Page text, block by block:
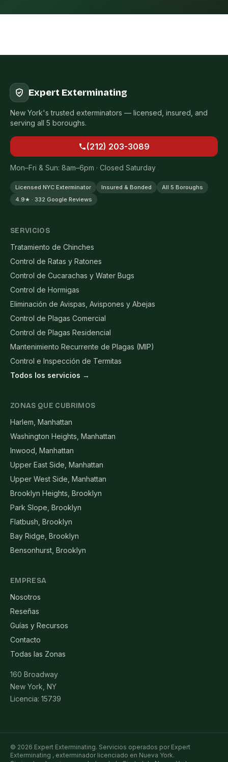
Expert Exterminating
New York's trusted exterminators — licensed, insured, and
serving all 5 boroughs.
(212) 203-3089
Mon–Fri & Sun: 8am–6pm · Closed Saturday
Licensed NYC Exterminator Insured & Bonded
All 5 Boroughs
4.9★ · 332 Google Reviews
SERVICIOS
Tratamiento de Chinches
Control de Ratas y Ratones
Control de Cucarachas y Water Bugs
Control de Hormigas
Eliminación de Avispas, Avispones y Abejas
Control de Plagas Comercial
Control de Plagas Residencial
Mantenimiento Recurrente de Plagas (MIP)
Control e Inspección de Termitas
Todos los servicios →
ZONAS QUE CUBRIMOS
Harlem, Manhattan
Washington Heights, Manhattan
Inwood, Manhattan
Upper East Side, Manhattan
Upper West Side, Manhattan
Brooklyn Heights, Brooklyn
Park Slope, Brooklyn
Flatbush, Brooklyn
Bay Ridge, Brooklyn
Bensonhurst, Brooklyn
EMPRESA
Nosotros
Reseñas
Guías y Recursos
Contacto
Todas las Zonas
160 Broadway
New York, NY
Licencia: 15739
© 2026 Expert Exterminating. Servicios operados por Expert
Exterminating , exterminador licenciado en Nueva York.